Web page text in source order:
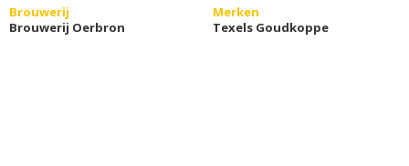
Brouwerij
Brouwerij Oerbron
Merken
Texels Goudkoppe